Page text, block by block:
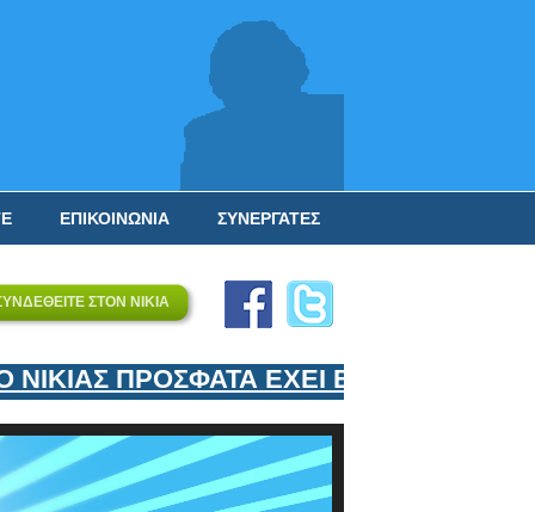
ΣΥΝΕΡΓΑΤΕΣ
ΕΠΙΚΟΙΝΩΝΙΑ
ΣΤΟΝ ΝΙΚΙΑ
ΠΡΟΣΦΑΤΑ ΕΧΕΙ ΕΝΤΑΞΕΙ ΣΤΟΝ